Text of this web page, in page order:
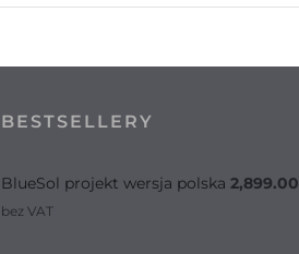
BESTSELLERY
BlueSol projekt wersja polska 2,899.00
bez VAT